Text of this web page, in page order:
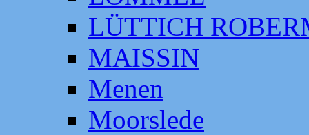
LÜTTICH
MAISSIN
Menen
Moorslede